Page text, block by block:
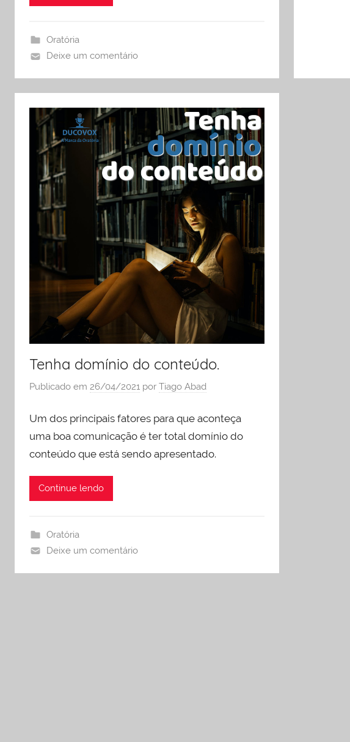
Oratória
Deixe um comentário
Tenha domínio do conteúdo.
Publicado em 26/04/2021 por Tiago Abad
Um dos principais fatores para que aconteça
uma boa comunicação é ter total domínio do
conteúdo que está sendo apresentado.
Continue lendo
Oratória
Deixe um comentário